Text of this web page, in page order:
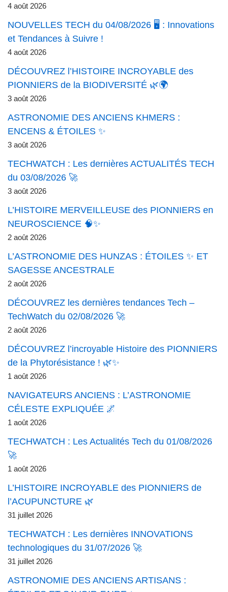
4 août 2026
NOUVELLES TECH du 04/08/2026 🖥️ : Innovations
et Tendances à Suivre !
4 août 2026
DÉCOUVREZ l’HISTOIRE INCROYABLE des
PIONNIERS de la BIODIVERSITÉ 🌿🌍
3 août 2026
ASTRONOMIE DES ANCIENS KHMERS :
ENCENS & ÉTOILES ✨
3 août 2026
TECHWATCH : Les dernières ACTUALITÉS TECH
du 03/08/2026 🚀
3 août 2026
L’HISTOIRE MERVEILLEUSE des PIONNIERS en
NEUROSCIENCE 🧠✨
2 août 2026
L’ASTRONOMIE DES HUNZAS : ÉTOILES ✨ ET
SAGESSE ANCESTRALE
2 août 2026
DÉCOUVREZ les dernières tendances Tech –
TechWatch du 02/08/2026 🚀
2 août 2026
DÉCOUVREZ l’incroyable Histoire des PIONNIERS
de la Phytorésistance ! 🌿✨
1 août 2026
NAVIGATEURS ANCIENS : L’ASTRONOMIE
CÉLESTE EXPLIQUÉE 🌌
1 août 2026
TECHWATCH : Les Actualités Tech du 01/08/2026
🚀
1 août 2026
L’HISTOIRE INCROYABLE des PIONNIERS de
l’ACUPUNCTURE 🌿
31 juillet 2026
TECHWATCH : Les dernières INNOVATIONS
technologiques du 31/07/2026 🚀
31 juillet 2026
ASTRONOMIE DES ANCIENS ARTISANS :